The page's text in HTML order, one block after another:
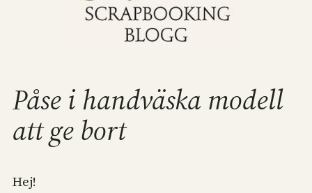
Påse i handväska modell
att ge bort
Hej!